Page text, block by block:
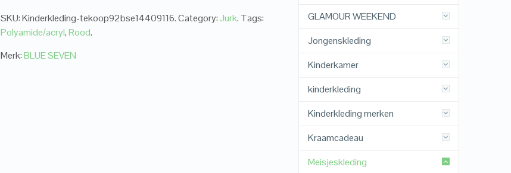
SKU:Kinderkleding-tekoop92bse14409116.Category: Jurk. Tags:
Polyamide/acryl,Rood.
Merk:BLUE SEVEN
GLAMOUR WEEKEND
Jongenskleding
Kinderkamer
kinderkleding
Kinderkleding merken
Kraamcadeau
Meisjeskleding